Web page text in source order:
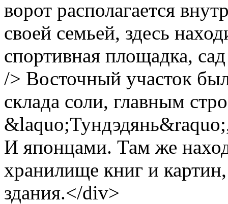
ворот располагается
своей семьей, здесь
спортивная площадка,
/> Восточный участок
склада соли, главным
И японцами. Там же
хранилище книг и
здания.</div>